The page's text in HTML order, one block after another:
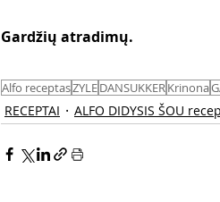
Gardžių atradimų.
Alfo receptasZYLEDANSUKKERKrinona
RECEPTAI ALFO DIDYSIS ŠOU